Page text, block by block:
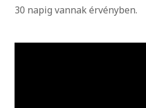
30 napig vannak érvényben.